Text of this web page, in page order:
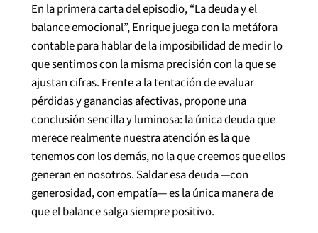
En la primera carta del episodio, “La deuda y el
balance emocional”, Enrique juega con la metáfora
contable para hablar de la imposibilidad de medir lo
que sentimos con la misma precisión con la que se
ajustan cifras. Frente a la tentación de evaluar
pérdidas y ganancias afectivas, propone una
conclusión sencilla y luminosa: la única deuda que
merece realmente nuestra atención es la que
tenemos con los demás, no la que creemos que ellos
generan en nosotros. Saldar esa deuda —con
generosidad, con empatía— es la única manera de
que el balance salga siempre positivo.